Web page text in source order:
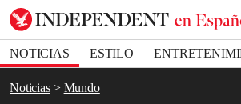
NOTICIAS ESTILO
DEPORTES
Noticias
Mundo
Bookmark popover
Removed from bookmarks
Close popover